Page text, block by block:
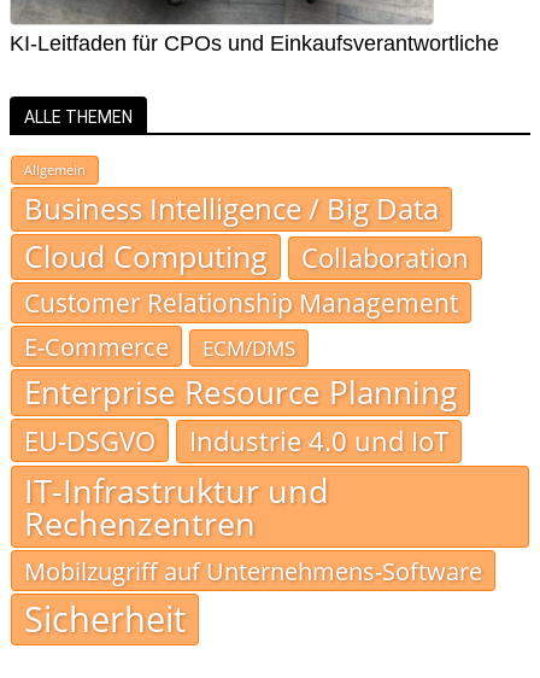
KI-Leitfaden für CPOs und Einkaufsverantwortliche
ALLE THEMEN
Allgemein
Business Intelligence / Big Data
Cloud Computing Collaboration
Customer Relationship Management
E-Commerce
ECM/DMS
Enterprise Resource Planning
EU-DSGVO Industrie 4.0 und IoT
IT-Infrastruktur und
Rechenzentren
Mobilzugriff auf Unternehmens-Software
Sicherheit